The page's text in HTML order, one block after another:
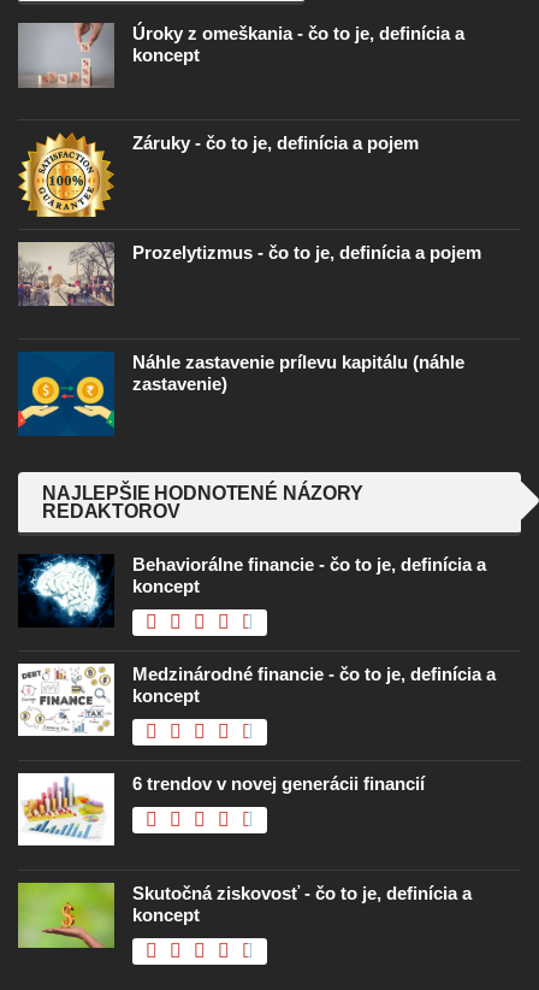
Úroky z omeškania - čo to je, definícia a
koncept
Záruky - čo to je, definícia a pojem
Prozelytizmus - čo to je, definícia a pojem
Náhle zastavenie prílevu kapitálu (náhle
zastavenie)
NAJLEPŠIE HODNOTENÉ NÁZORY
REDAKTOROV
Behaviorálne financie - čo to je, definícia a
koncept
Medzinárodné financie - čo to je, definícia a
koncept
6 trendov v novej generácii financií
Skutočná ziskovosť - čo to je, definícia a
koncept